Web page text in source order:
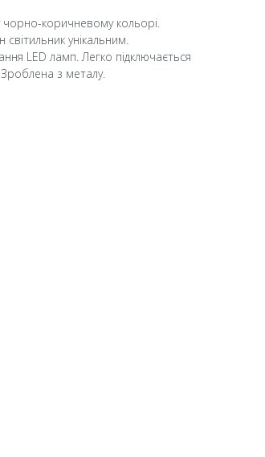
коричневому кольорі.
унікальним.
LED ламп. Легко підключається
з металу.